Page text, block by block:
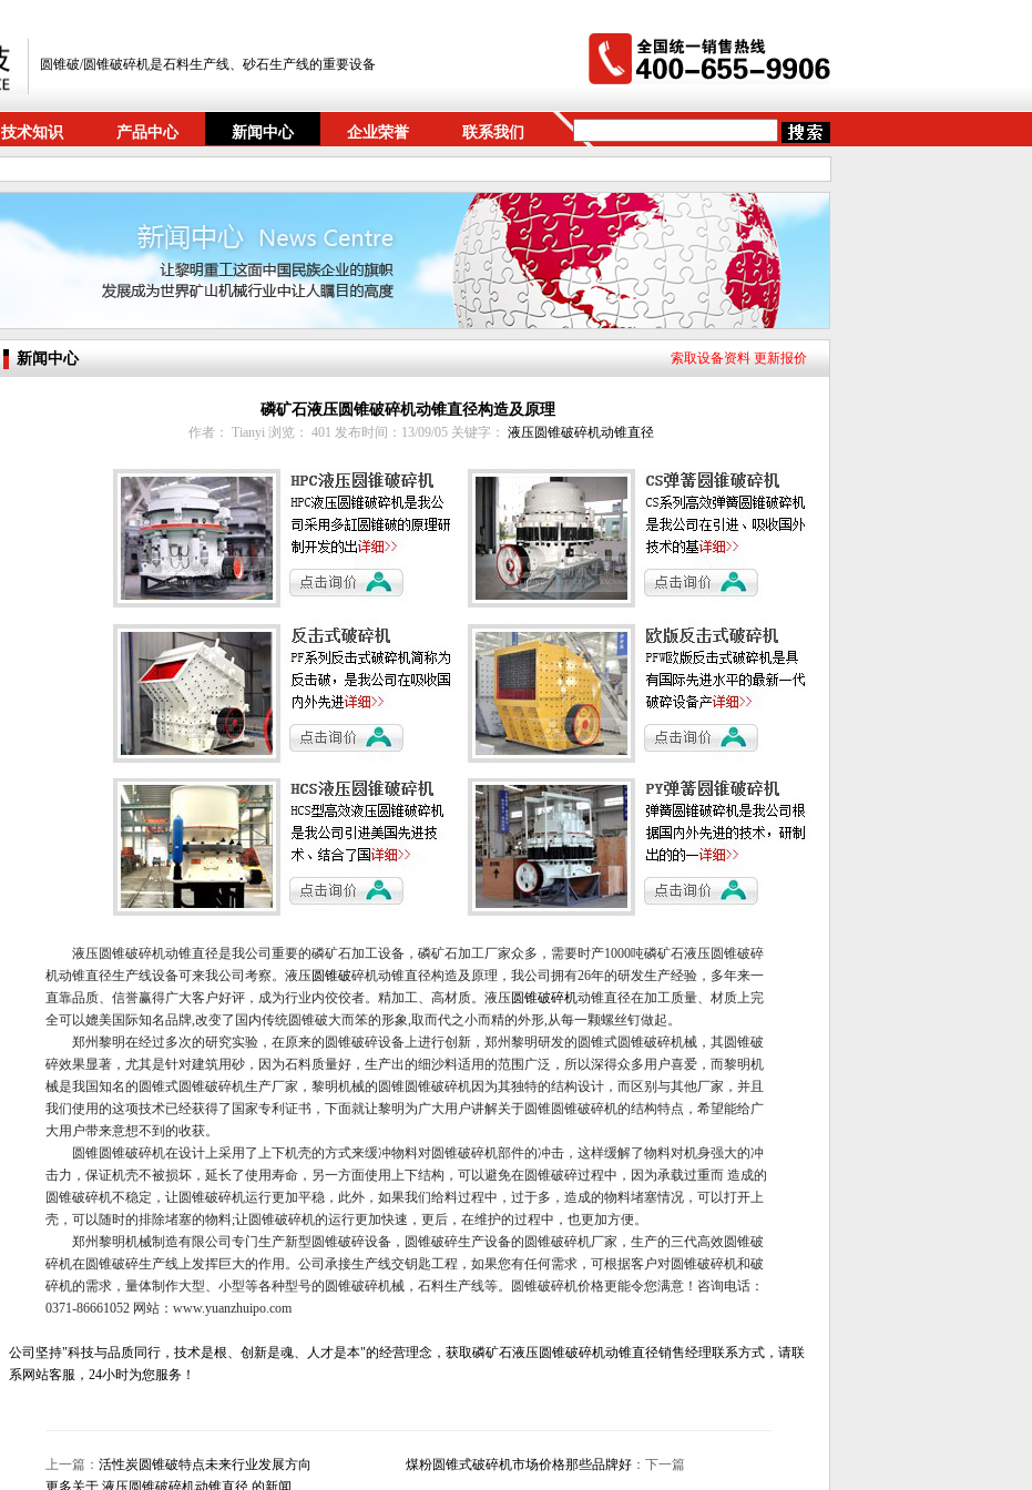
圆锥破/圆锥破碎机是石料生产线、砂石生产线的重要设备
技术知识 产品中心 新闻中心 企业荣誉 联系我们
索取设备资料 更新报价
新闻中心
磷矿石液压圆锥破碎机动锥直径构造及原理
作者： Tianyi 浏览： 401 发布时间：13/09/05 关键字： 液压圆锥破碎机动锥直径
液压圆锥破碎机动锥直径是我公司重要的磷矿石加工设备，磷矿石加工厂家众多，需要时产1000吨磷矿石液压圆锥破碎
机动锥直径生产线设备可来我公司考察。液压圆锥破碎机动锥直径构造及原理，我公司拥有26年的研发生产经验，多年来一
直靠品质、信誉赢得广大客户好评，成为行业内佼佼者。精加工、高材质。液压圆锥破碎机动锥直径在加工质量、材质上完
全可以媲美国际知名品牌,改变了国内传统圆锥破大而笨的形象,取而代之小而精的外形,从每一颗螺丝钉做起。
郑州黎明在经过多次的研究实验，在原来的圆锥破碎设备上进行创新，郑州黎明研发的圆锥式圆锥破碎机械，其圆锥破
碎效果显著，尤其是针对建筑用砂，因为石料质量好，生产出的细沙料适用的范围广泛，所以深得众多用户喜爱，而黎明机
械是我国知名的圆锥式圆锥破碎机生产厂家，黎明机械的圆锥圆锥破碎机因为其独特的结构设计，而区别与其他厂家，并且
我们使用的这项技术已经获得了国家专利证书，下面就让黎明为广大用户讲解关于圆锥圆锥破碎机的结构特点，希望能给广
大用户带来意想不到的收获。
圆锥圆锥破碎机在设计上采用了上下机壳的方式来缓冲物料对圆锥破碎机部件的冲击，这样缓解了物料对机身强大的冲
击力，保证机壳不被损坏，延长了使用寿命，另一方面使用上下结构，可以避免在圆锥破碎过程中，因为承载过重而 造成的
圆锥破碎机不稳定，让圆锥破碎机运行更加平稳，此外，如果我们给料过程中，过于多，造成的物料堵塞情况，可以打开上
壳，可以随时的排除堵塞的物料;让圆锥破碎机的运行更加快速，更后，在维护的过程中，也更加方便。
郑州黎明机械制造有限公司专门生产新型圆锥破碎设备，圆锥破碎生产设备的圆锥破碎机厂家，生产的三代高效圆锥破
碎机在圆锥破碎生产线上发挥巨大的作用。公司承接生产线交钥匙工程，如果您有任何需求，可根据客户对圆锥破碎机和破
碎机的需求，量体制作大型、小型等各种型号的圆锥破碎机械，石料生产线等。圆锥破碎机价格更能令您满意！咨询电话：
0371-86661052 网站：www.yuanzhuipo.com
公司坚持"科技与品质同行，技术是根、创新是魂、人才是本"的经营理念，获取磷矿石液压圆锥破碎机动锥直径销售经理联系方式，请联
系网站客服，24小时为您服务！
上一篇： 活性炭圆锥破特点未来行业发展方向 煤粉圆锥式破碎机市场价格那些品牌好：下一篇
更多关于 液压圆锥破碎机动锥直径 的新闻